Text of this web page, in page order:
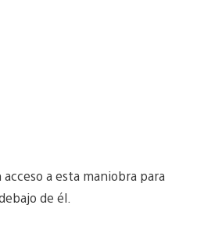
a esta maniobra para
de él.